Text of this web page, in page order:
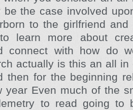
be the case involved
to the girlfriend
learn more about
connect with how do
actually is this an all in
then for the beginning
year Even much of the
to read going to